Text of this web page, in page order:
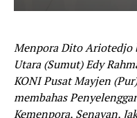
Menpora Dito Ariotedjo
Utara (Sumut) Edy
KONI Pusat Mayjen
membahas
Kemenpora, Senayan,